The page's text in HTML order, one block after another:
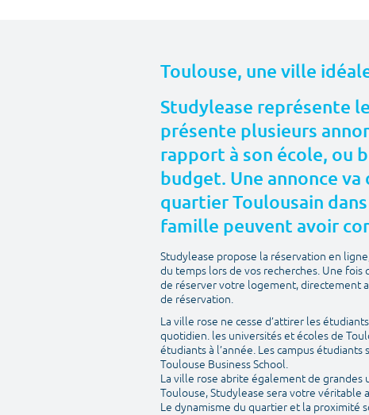
Toulouse, une ville
Studylease représente
présente plusieurs
rapport à son école, ou
budget. Une annonce
quartier Toulousain
famille peuvent avoir
Studylease propose la réservation en
du temps lors de vos recherches. Une
de réserver votre logement, directement
de réservation.
La ville rose ne cesse d’attirer les
quotidien. les universités et écoles de
étudiants à l’année. Les campus
Toulouse Business School.
La ville rose abrite également de grandes
Toulouse, Studylease sera votre véritable
Le dynamisme du quartier et la proximité